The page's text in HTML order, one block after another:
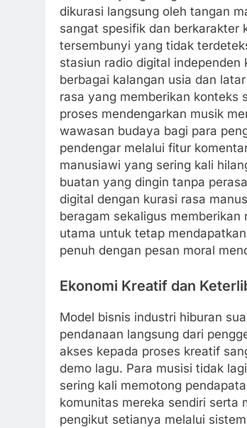
dikurasi langsung oleh tangan
sangat spesifik dan berkarakter
tersembunyi yang tidak
stasiun radio digital
berbagai kalangan usia dan
rasa yang memberikan konteks
proses mendengarkan musik
wawasan budaya bagi para
pendengar melalui fitur
manusiawi yang sering kali
buatan yang dingin tanpa
digital dengan kurasi rasa
beragam sekaligus
utama untuk tetap
penuh dengan pesan moral
Ekonomi Kreatif dan
Model bisnis industri hiburan
pendanaan langsung dari
akses kepada proses kreatif
demo lagu. Para musisi tidak
sering kali memotong
komunitas mereka sendiri serta
pengikut setianya melalui